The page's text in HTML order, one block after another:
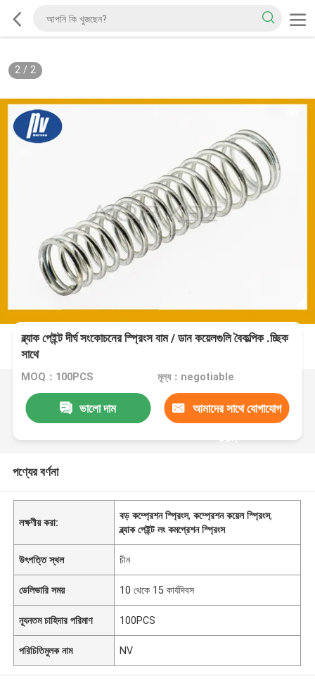
2/ 2
ব্ল্যাক পেইন্ট দীর্ঘ সংকোচনের স্প্রিংস বাম / ডান কয়েলগুলি বৈকল্পিক .চ্ছিক
সাথে
MOQ：100PCS মূল্য：negotiable
ভালো দাম আমাদের সাথে যোগাযোগ
করুন
পণ্যের বর্ণনা
লক্ষণীয় করা:
বড় কম্প্রেশন স্প্রিংস,কম্প্রেশন কয়েল স্প্রিংস,
ব্ল্যাক পেইন্ট লং কমপ্রেশন স্প্রিংস
উৎপত্তি স্থল চীন
ডেলিভারি সময় 10 থেকে 15 কার্যদিবস
ন্যূনতম চাহিদার পরিমাণ 100PCS
পরিচিতিমুলক নাম NV